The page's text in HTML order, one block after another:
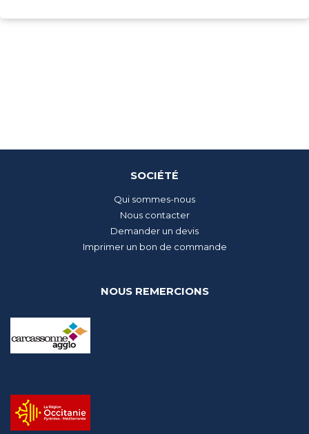
SOCIÉTÉ
Qui sommes-nous
Nous contacter
Demander un devis
Imprimer un bon de commande
NOUS REMERCIONS